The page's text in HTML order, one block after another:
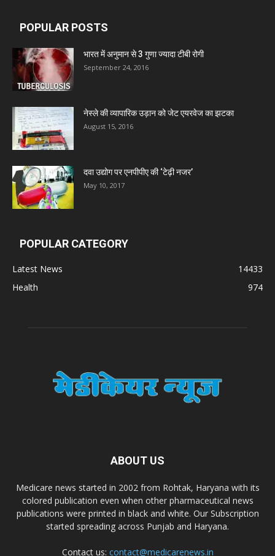
Admac Group Companies
Deep Shree Pharmaceuticals
Zumentes Healthcare
Digital Vision
Sat Jinda Kalyana Pharmacy
Carewell Ayurveda
A.S. Pharmaceuticals
Dr. D Pharma
Diya Healthcare Private Limited
Divit Nutraceuticals Pvt. Ltd.
POPULAR POSTS
भारत में अनुमान से 3 गुणा ज्यादा टीबी रोगी
September 24, 2016
नेस्ले की व्यापारिक उड़ान को जेट एयरवेज का झटका
August 15, 2016
दवा उद्योग पर एनपीपीए की ‘टेढ़ी नजर’
May 10, 2017
POPULAR CATEGORY
Latest News
14433
Health
974
ABOUT US
Medicare news started in 2002 from Rohtak, Haryana with its
colored publication even when other pharmaceutical news
publications were printed in black and white. Our Subscription
started spreading across Punjab and Haryana.
Contact us: contact@medicarenews.in